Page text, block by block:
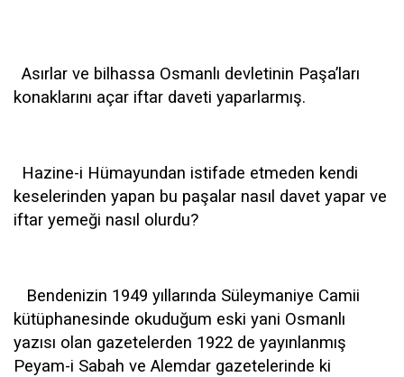
Asırlar ve bilhassa Osmanlı devletinin Paşa’ları
konaklarını açar iftar daveti yaparlarmış.
Hazine-i Hümayundan istifade etmeden kendi
keselerinden yapan bu paşalar nasıl davet yapar ve
iftar yemeği nasıl olurdu?
Bendenizin 1949 yıllarında Süleymaniye Camii
kütüphanesinde okuduğum eski yani Osmanlı
yazısı olan gazetelerden 1922 de yayınlanmış
Peyam-i Sabah ve Alemdar gazetelerinde ki